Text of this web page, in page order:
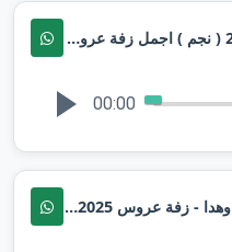
زفة في ليلة غير الليال 2025 ( نجم ) اجمل زفة عروس, | تنفيذ بالاسماء
00:00
يوم اقبلت تمشي على هون وهدا - زفة عروس 2025 بصوت نجم ✨️ زفة يوم اقبلت تمشي | تنفيذ بالاسماء